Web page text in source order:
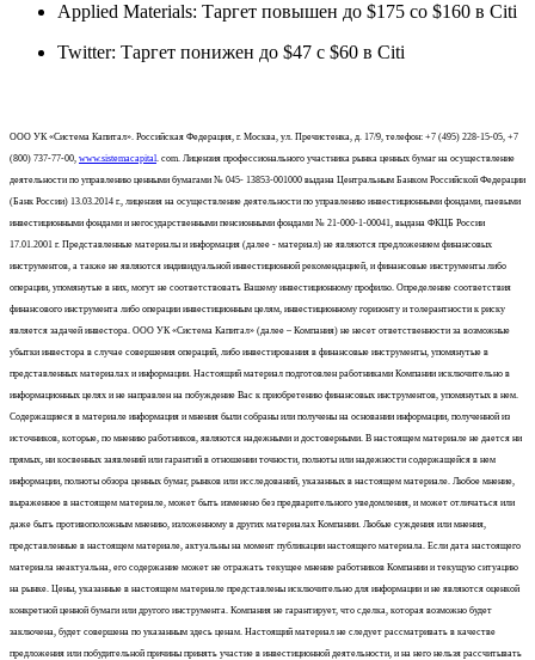
Applied Materials: Таргет повышен до $175 со $160 в Citi
Twitter: Таргет понижен до $47 с $60 в Citi
ООО УК «Система Капитал». Российская Федерация, г. Москва, ул. Пречистенка, д. 17/9, телефон: +7 (495) 228-15-05, +7
(800) 737-77-00, www.sistemacapital. com. Лицензия профессионального участника рынка ценных бумаг на осуществление
деятельности по управлению ценными бумагами № 045- 13853-001000 выдана Центральным Банком Российской Федерации
(Банк России) 13.03.2014 г., лицензия на осуществление деятельности по управлению инвестиционными фондами, паевыми
инвестиционными фондами и негосударственными пенсионными фондами № 21-000-1-00041, выдана ФКЦБ России
17.01.2001 г. Представленные материалы и информация (далее - материал) не являются предложением финансовых
инструментов, а также не являются индивидуальной инвестиционной рекомендацией, и финансовые инструменты либо
операции, упомянутые в них, могут не соответствовать Вашему инвестиционному профилю. Определение соответствия
финансового инструмента либо операции инвестиционным целям, инвестиционному горизонту и толерантности к риску
является задачей инвестора. ООО УК «Система Капитал» (далее – Компания) не несет ответственности за возможные
убытки инвестора в случае совершения операций, либо инвестирования в финансовые инструменты, упомянутые в
представленных материалах и информации. Настоящий материал подготовлен работниками Компании исключительно в
информационных целях и не направлен на побуждение Вас к приобретению финансовых инструментов, упомянутых в нем.
Содержащиеся в материале информация и мнения были собраны или получены на основании информации, полученной из
источников, которые, по мнению работников, являются надежными и достоверными. В настоящем материале не дается ни
прямых, ни косвенных заявлений или гарантий в отношении точности, полноты или надежности содержащейся в нем
информации, полноты обзора ценных бумаг, рынков или исследований, указанных в настоящем материале. Любое мнение,
выраженное в настоящем материале, может быть изменено без предварительного уведомления, и может отличаться или
даже быть противоположным мнению, изложенному в других материалах Компании. Любые суждения или мнения,
представленные в настоящем материале, актуальны на момент публикации настоящего материала. Если дата настоящего
материала неактуальна, его содержание может не отражать текущее мнение работников Компании и текущую ситуацию
на рынке. Цены, указанные в настоящем материале представлены исключительно для информации и не являются оценкой
конкретной ценной бумаги или другого инструмента. Компания не гарантирует, что сделка, которая возможно будет
заключена, будет совершена по указанным здесь ценам. Настоящий материал не следует рассматривать в качестве
предложения или побудительной причины принять участие в инвестиционной деятельности, и на него нельзя рассчитывать